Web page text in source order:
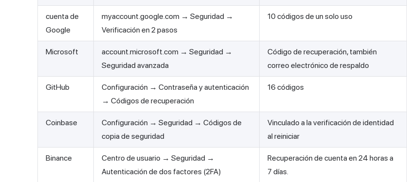
cuenta de
Google
myaccount.google.com → Seguridad →
Verificación en 2 pasos
10 códigos de un solo uso
Microsoft
account.microsoft.com → Seguridad →
Seguridad avanzada
Código de recuperación, también
correo electrónico de respaldo
GitHub
Configuración → Contraseña y autenticación
→ Códigos de recuperación
16 códigos
Coinbase
Configuración → Seguridad → Códigos de
copia de seguridad
Vinculado a la verificación de identidad
al reiniciar
Binance
Centro de usuario → Seguridad →
Autenticación de dos factores (2FA)
Recuperación de cuenta en 24 horas a
7 días.